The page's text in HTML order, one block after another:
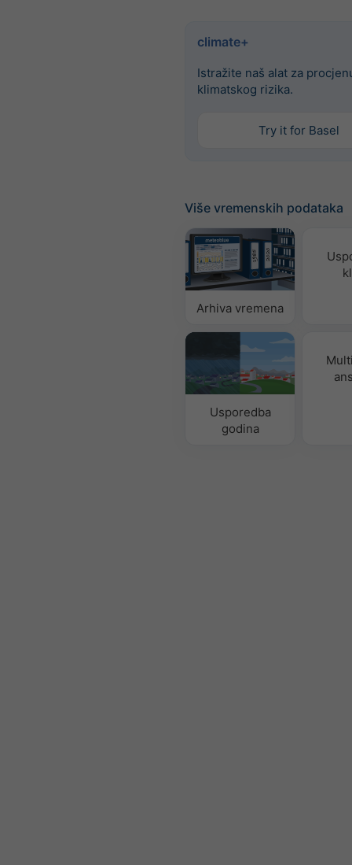
climate+
Istražite naš alat za
klimatskog rizika.
Try it for Basel
Više vremenskih podataka
Arhiva vremena
Usporedba
godina